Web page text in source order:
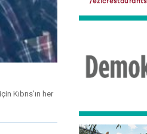
Kıbrıs’ın her